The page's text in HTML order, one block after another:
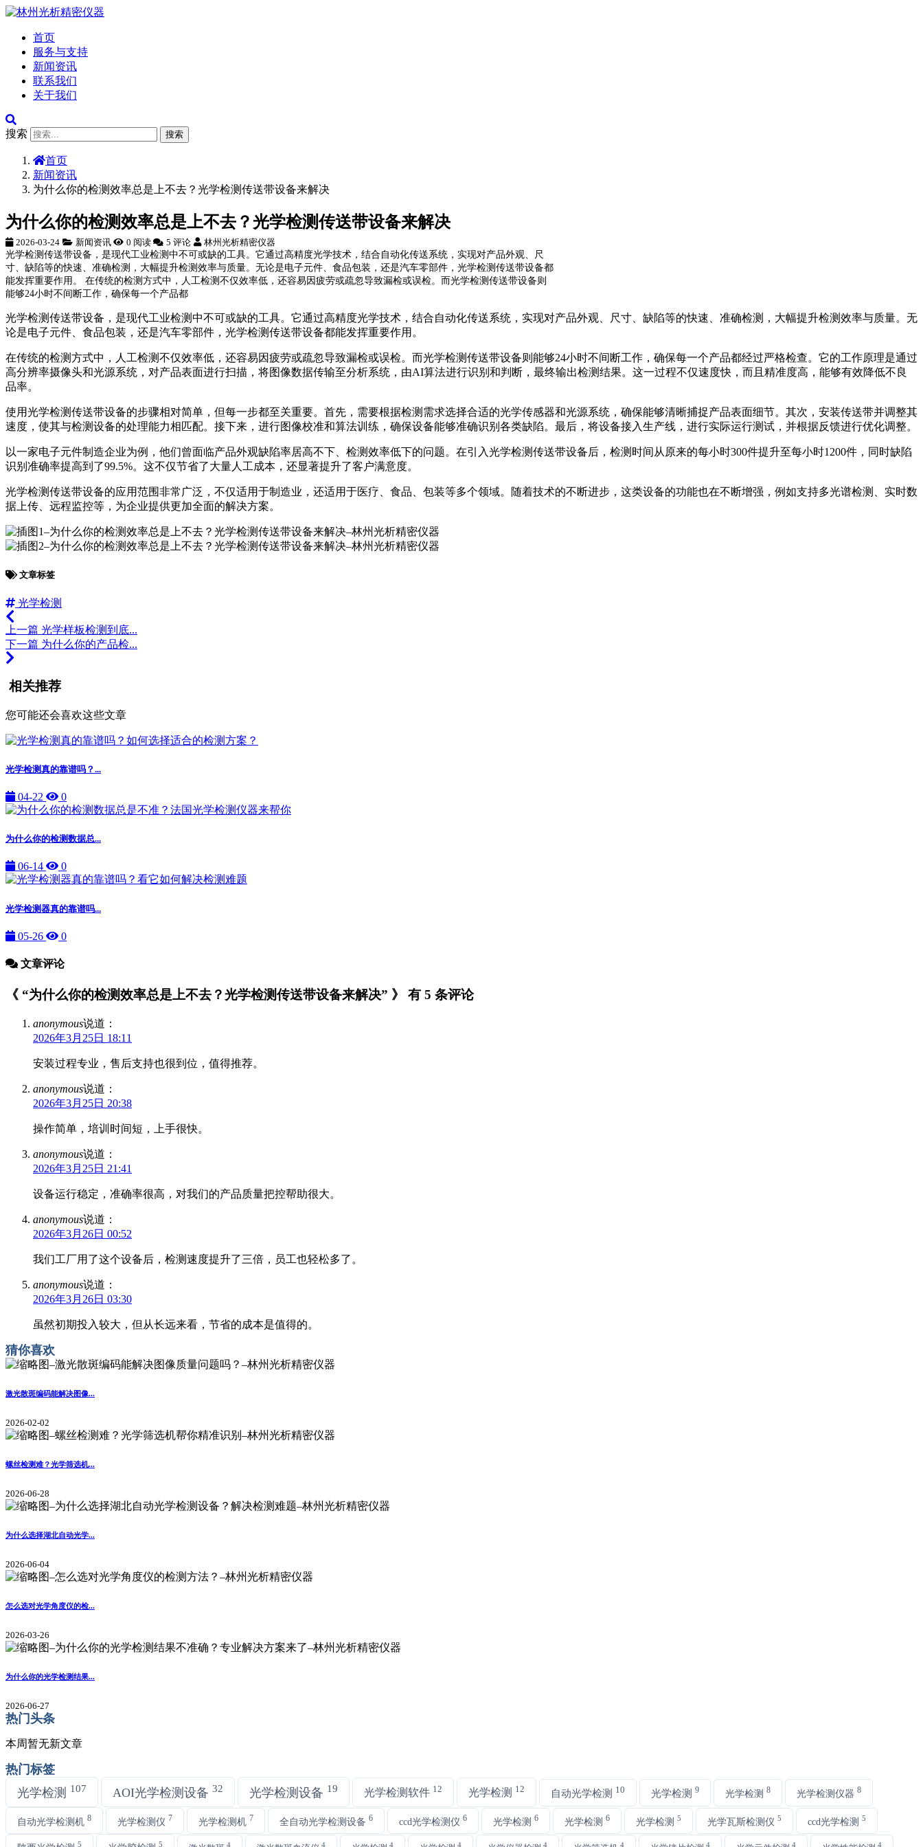
首页
服务与支持
新闻资讯
联系我们
关于我们
搜索 搜索
首页
新闻资讯
为什么你的检测效率总是上不去？光学检测传送带设备来解决
为什么你的检测效率总是上不去？光学检测传送带设备来解决
2026-03-24 新闻资讯 0 阅读 5 评论 林州光析精密仪器
光学检测传送带设备，是现代工业检测中不可或缺的工具。它通过高精度光学技术，结合自动化传送系统，实现对产品外观、尺
寸、缺陷等的快速、准确检测，大幅提升检测效率与质量。无论是电子元件、食品包装，还是汽车零部件，光学检测传送带设备都
能发挥重要作用。 在传统的检测方式中，人工检测不仅效率低，还容易因疲劳或疏忽导致漏检或误检。而光学检测传送带设备则
能够24小时不间断工作，确保每一个产品都
光学检测传送带设备，是现代工业检测中不可或缺的工具。它通过高精度光学技术，结合自动化传送系统，实现对产品外观、尺寸、缺陷等的快速、准确检测，大幅提升检测效率与质量。无
论是电子元件、食品包装，还是汽车零部件，光学检测传送带设备都能发挥重要作用。
在传统的检测方式中，人工检测不仅效率低，还容易因疲劳或疏忽导致漏检或误检。而光学检测传送带设备则能够24小时不间断工作，确保每一个产品都经过严格检查。它的工作原理是通过
高分辨率摄像头和光源系统，对产品表面进行扫描，将图像数据传输至分析系统，由AI算法进行识别和判断，最终输出检测结果。这一过程不仅速度快，而且精准度高，能够有效降低不良
品率。
使用光学检测传送带设备的步骤相对简单，但每一步都至关重要。首先，需要根据检测需求选择合适的光学传感器和光源系统，确保能够清晰捕捉产品表面细节。其次，安装传送带并调整其
速度，使其与检测设备的处理能力相匹配。接下来，进行图像校准和算法训练，确保设备能够准确识别各类缺陷。最后，将设备接入生产线，进行实际运行测试，并根据反馈进行优化调整。
以一家电子元件制造企业为例，他们曾面临产品外观缺陷率居高不下、检测效率低下的问题。在引入光学检测传送带设备后，检测时间从原来的每小时300件提升至每小时1200件，同时缺陷
识别准确率提高到了99.5%。这不仅节省了大量人工成本，还显著提升了客户满意度。
光学检测传送带设备的应用范围非常广泛，不仅适用于制造业，还适用于医疗、食品、包装等多个领域。随着技术的不断进步，这类设备的功能也在不断增强，例如支持多光谱检测、实时数
据上传、远程监控等，为企业提供更加全面的解决方案。
文章标签
光学检测
上一篇 光学样板检测到底...
下一篇 为什么你的产品检...
相关推荐
您可能还会喜欢这些文章
光学检测真的靠谱吗？...
04-22 0
为什么你的检测数据总...
06-14 0
光学检测器真的靠谱吗...
05-26 0
文章评论
《 “为什么你的检测效率总是上不去？光学检测传送带设备来解决” 》 有 5 条评论
anonymous说道：
2026年3月25日 18:11
安装过程专业，售后支持也很到位，值得推荐。
anonymous说道：
2026年3月25日 20:38
操作简单，培训时间短，上手很快。
anonymous说道：
2026年3月25日 21:41
设备运行稳定，准确率很高，对我们的产品质量把控帮助很大。
anonymous说道：
2026年3月26日 00:52
我们工厂用了这个设备后，检测速度提升了三倍，员工也轻松多了。
anonymous说道：
2026年3月26日 03:30
虽然初期投入较大，但从长远来看，节省的成本是值得的。
猜你喜欢
激光散斑编码能解决图像...
2026-02-02
螺丝检测难？光学筛选机...
2026-06-28
为什么选择湖北自动光学...
2026-06-04
怎么选对光学角度仪的检...
2026-03-26
为什么你的光学检测结果...
2026-06-27
热门头条
本周暂无新文章
热门标签
光学检测
107 AOI光学检测设备 32 光学检测设备 19 光学检测软件 12 光学检测 12 自动光学检测 10 光学检测 9 光学检测 8 光学检测仪器 8
自动光学检测机 8 光学检测仪 7 光学检测机 7 全自动光学检测设备 6 ccd光学检测仪 6 光学检测 6 光学检测 6 光学检测 5 光学瓦斯检测仪 5 ccd光学检测 5
5 5 4 4 4 4 4 4 4 4 4